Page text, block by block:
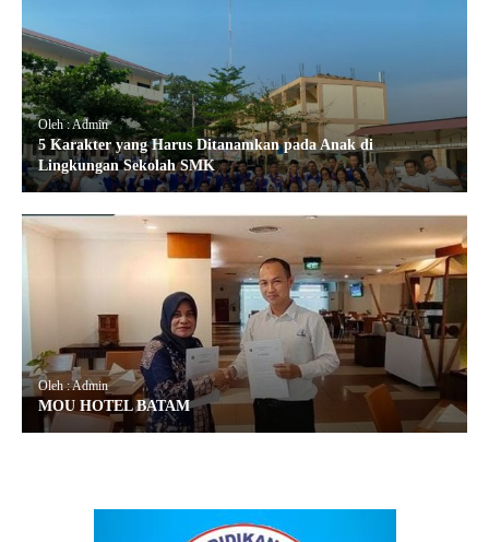
Oleh : Admin
5 Karakter yang Harus Ditanamkan pada Anak di
Lingkungan Sekolah SMK
Oleh : Admin
MOU HOTEL BATAM